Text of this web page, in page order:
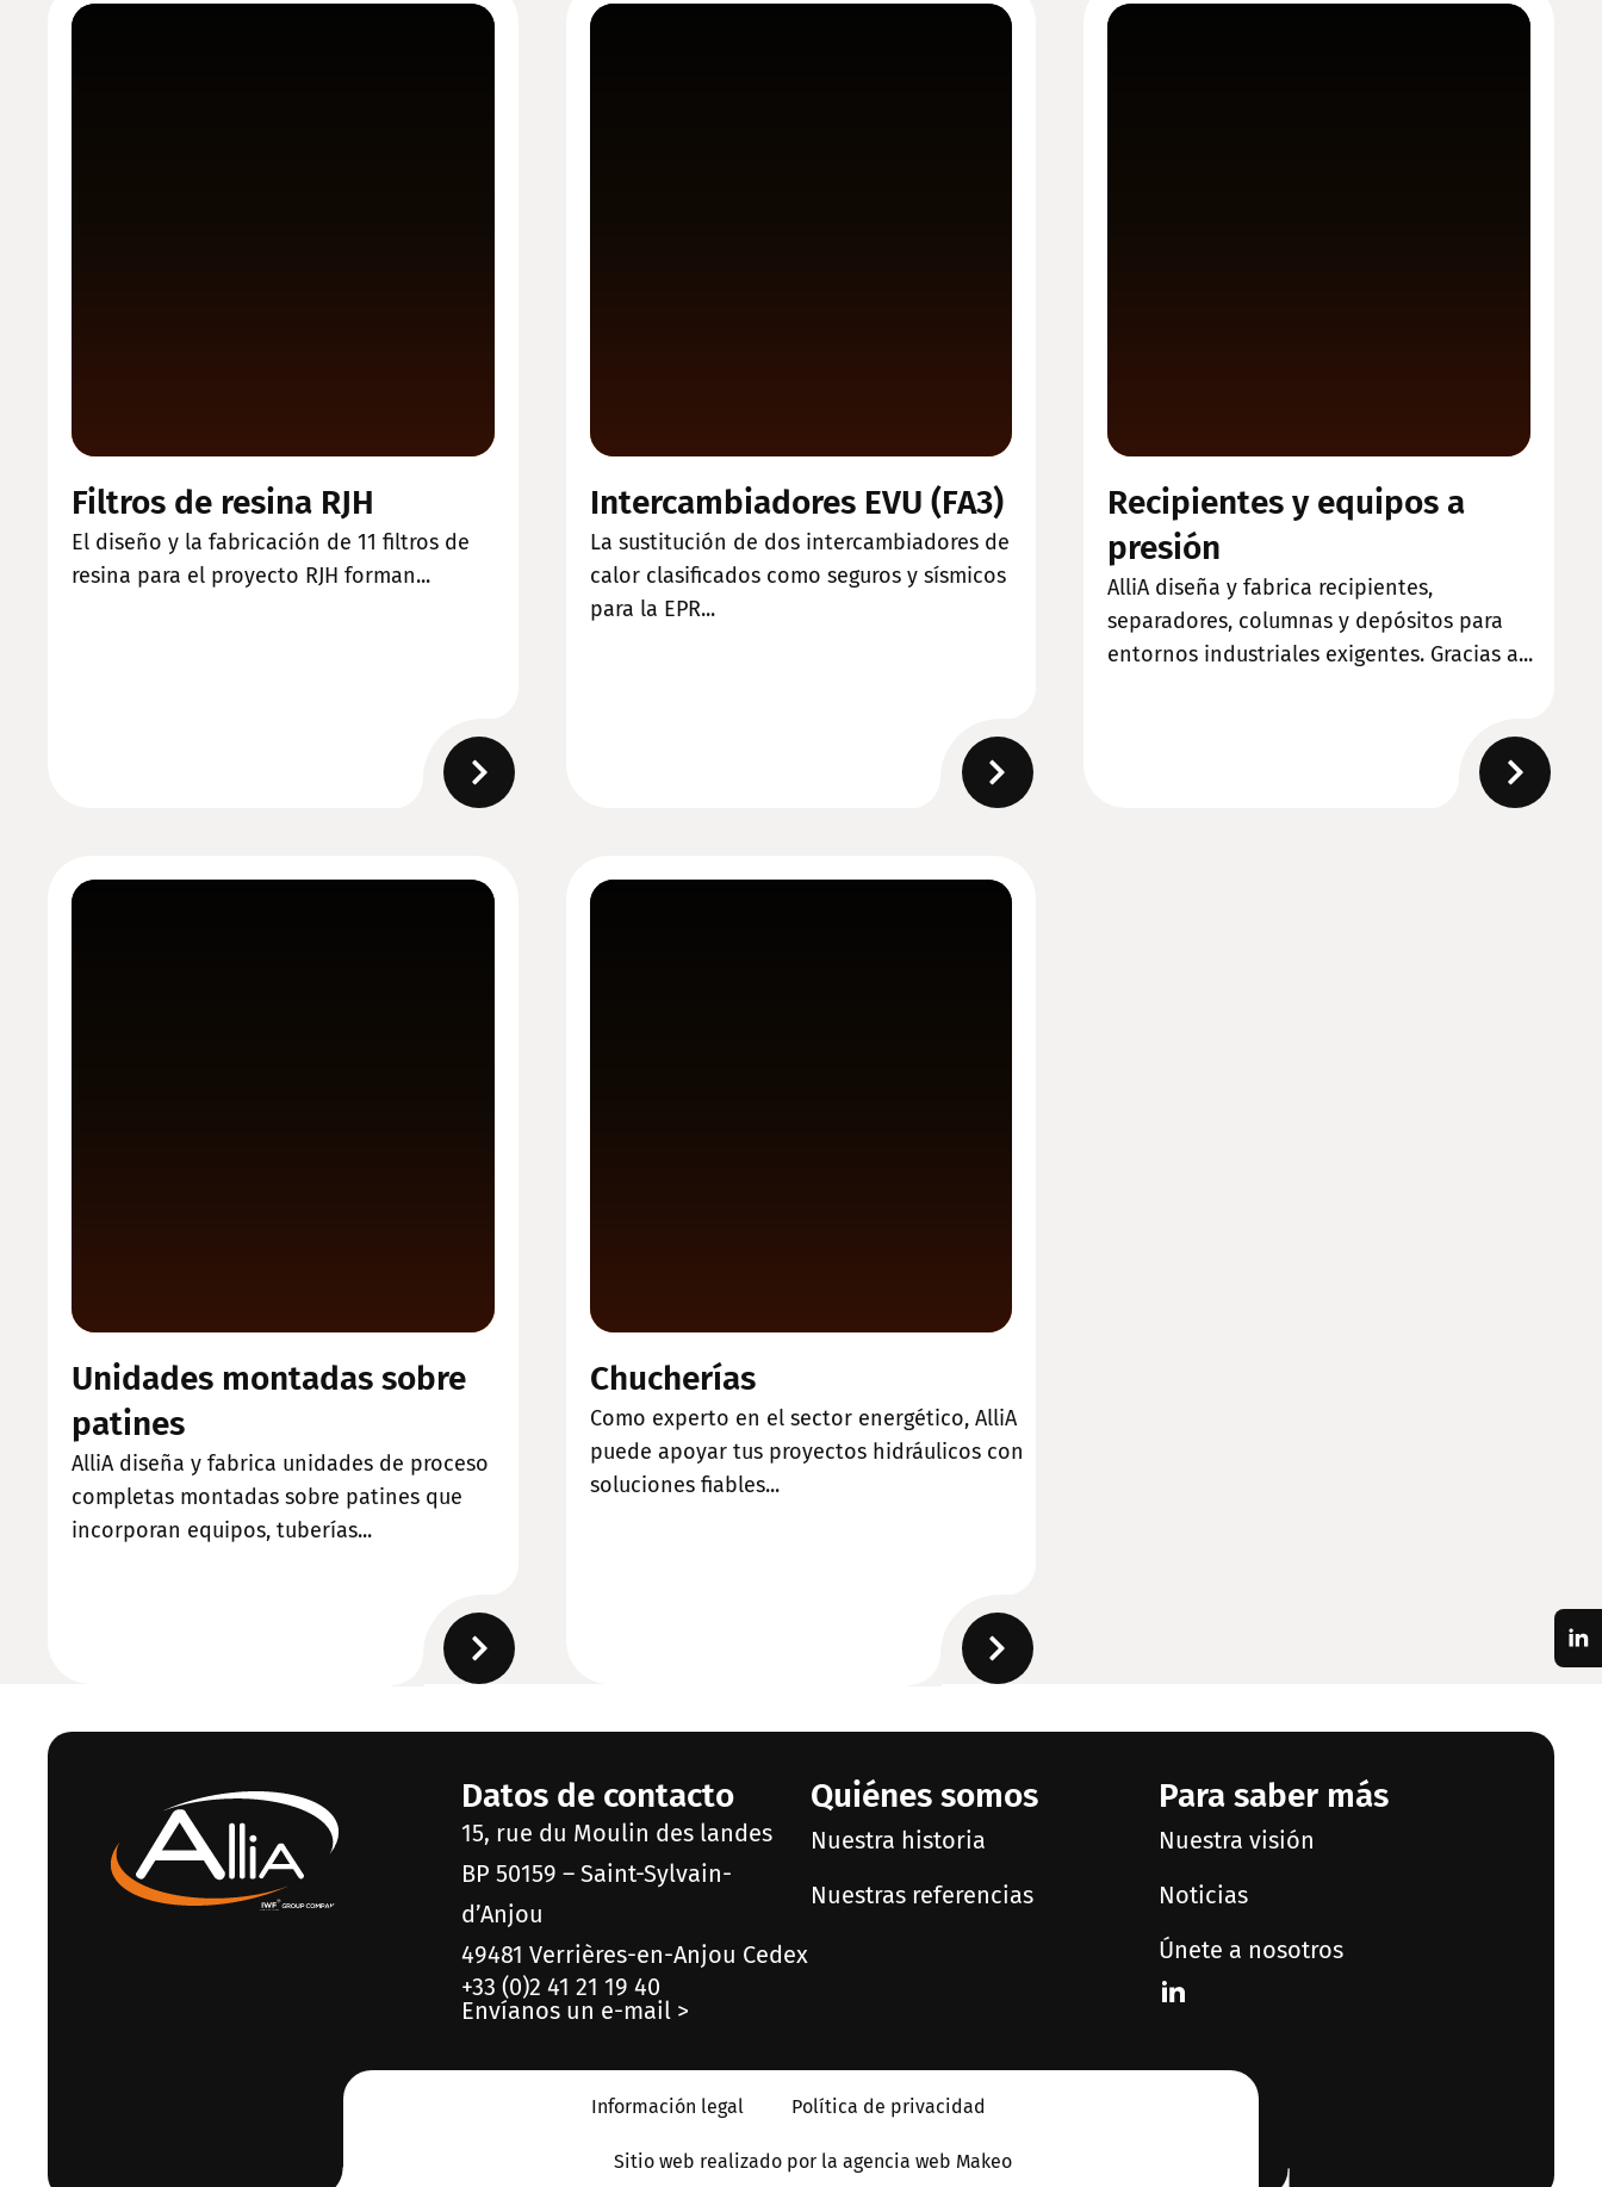
Filtros de resina RJH
El diseño y la fabricación de 11 filtros de
resina para el proyecto RJH forman...
Intercambiadores EVU (FA3)
La sustitución de dos intercambiadores de
calor clasificados como seguros y sísmicos
para la EPR...
Recipientes y equipos a
presión
AlliA diseña y fabrica recipientes,
separadores, columnas y depósitos para
entornos industriales exigentes. Gracias a...
Unidades montadas sobre
patines
AlliA diseña y fabrica unidades de proceso
completas montadas sobre patines que
incorporan equipos, tuberías...
Chucherías
Como experto en el sector energético, AlliA
puede apoyar tus proyectos hidráulicos con
soluciones fiables...
Datos de contacto
15, rue du Moulin des landes
BP 50159 – Saint-Sylvain-
d’Anjou
49481 Verrières-en-Anjou Cedex
+33 (0)2 41 21 19 40
Envíanos un e-mail >
Quiénes somos
Nuestra historia
Nuestras referencias
Para saber más
Nuestra visión
Noticias
Únete a nosotros
Información legal Política de privacidad
Sitio web realizado por la agencia web Makeo